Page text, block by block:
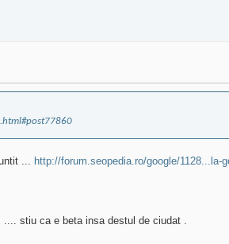
... http://forum.seopedia.ro/google/1128...la-
stiu ca e beta insa destul de ciudat .